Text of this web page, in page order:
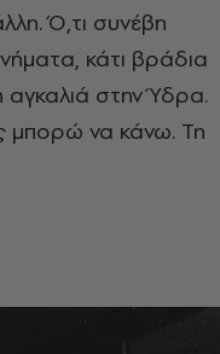
Ό,τι συνέβη
κάτι βράδια
αγκαλιά στην Ύδρα.
μπορώ να κάνω. Τη